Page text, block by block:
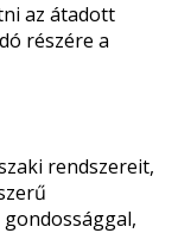
az átadott
részére a
rendszereit,